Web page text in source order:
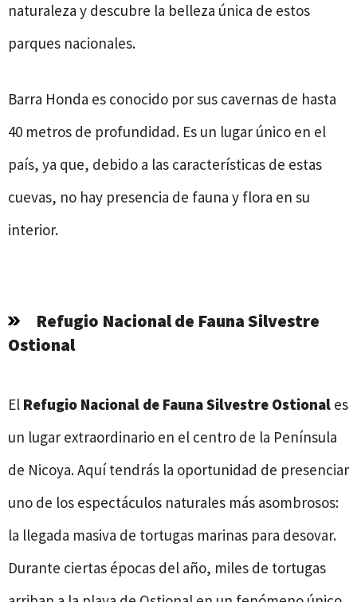
naturaleza y descubre la belleza única de estos
parques nacionales.
Barra Honda es conocido por sus cavernas de hasta
40 metros de profundidad. Es un lugar único en el
país, ya que, debido a las características de estas
cuevas, no hay presencia de fauna y flora en su
interior.
Refugio Nacional de Fauna Silvestre
Ostional
El Refugio Nacional de Fauna Silvestre Ostional es
un lugar extraordinario en el centro de la Península
de Nicoya. Aquí tendrás la oportunidad de presenciar
uno de los espectáculos naturales más asombrosos:
la llegada masiva de tortugas marinas para desovar.
Durante ciertas épocas del año, miles de tortugas